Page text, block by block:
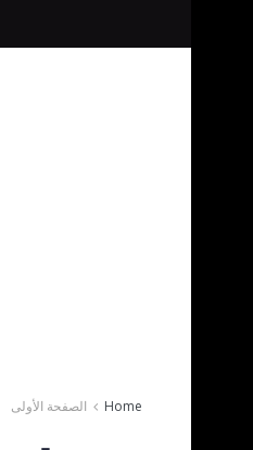
Home الصفحة الأولى